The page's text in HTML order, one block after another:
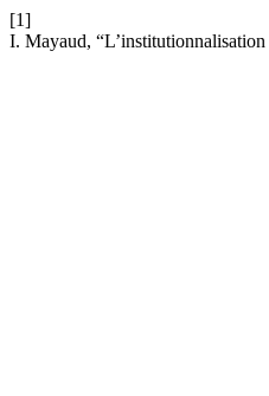
[1]
I. Mayaud,